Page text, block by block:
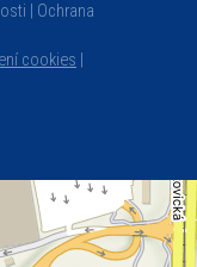
Ochrana
cookies